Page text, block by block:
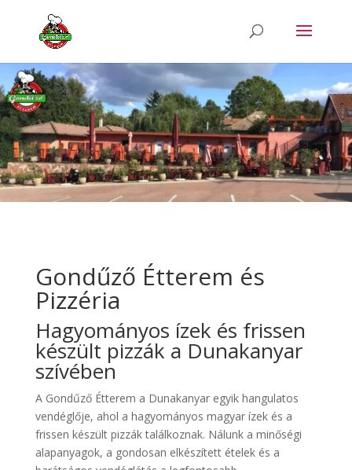
Gondűző Étterem és
Pizzéria
Hagyományos ízek és frissen
készült pizzák a Dunakanyar
szívében
A Gondűző Étterem a Dunakanyar egyik hangulatos
vendéglője, ahol a hagyományos magyar ízek és a
frissen készült pizzák találkoznak. Nálunk a minőségi
alapanyagok, a gondosan elkészített ételek és a